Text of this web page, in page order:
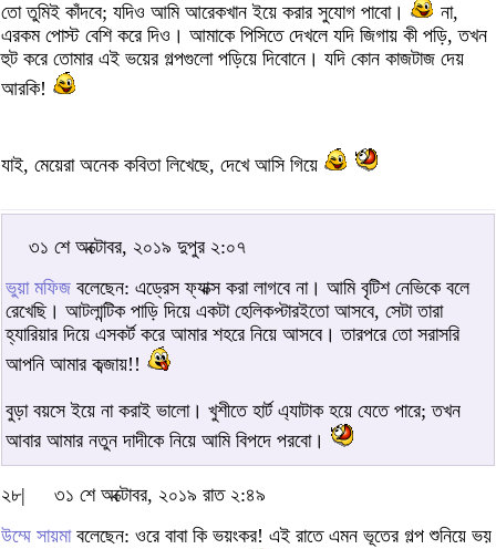
তো তুমিই কাঁদবে; যদিও আমি আরেকখান ইয়ে করার সুযোগ পাবো।
না,
এরকম পোস্ট বেশি করে দিও। আমাকে পিসিতে দেখলে যদি জিগায় কী পড়ি, তখন
হুট করে তোমার এই ভয়ের গল্পগুলো পড়িয়ে দিবোনে। যদি কোন কাজটাজ দেয়
আরকি!
যাই, মেয়েরা অনেক কবিতা লিখেছে, দেখে আসি গিয়ে
৩১ শে অক্টোবর, ২০১৯ দুপুর ২:০৭
ভুয়া মফিজ বলেছেন: এড্রেস ফ্যাক্স করা লাগবে না। আমি বৃটিশ নেভিকে বলে
রেখেছি। আটলান্টিক পাড়ি দিয়ে একটা হেলিকপ্টারইতো আসবে, সেটা তারা
হ্যারিয়ার দিয়ে এসকর্ট করে আমার শহরে নিয়ে আসবে। তারপরে তো সরাসরি
আপনি আমার কব্জায়!!
বুড়া বয়সে ইয়ে না করাই ভালো। খুশীতে হার্ট এ্যাটাক হয়ে যেতে পারে; তখন
আবার আমার নতুন দাদীকে নিয়ে আমি বিপদে পরবো।
২৮|
৩১ শে অক্টোবর, ২০১৯ রাত ২:৪৯
উম্মে সায়মাবলেছেন: ওরে বাবা কি ভয়ংকর! এই রাতে এমন ভূতের গল্প শুনিয়ে ভয়